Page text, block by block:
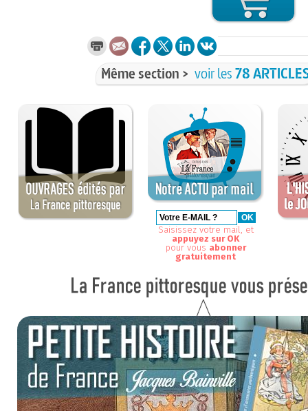
Même section > voir les78
Saisissez votre mail, et
appuyez sur OK
pour vous abonner
gratuitement